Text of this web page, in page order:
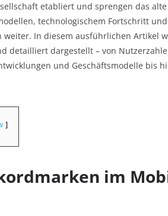
etabliert und sprengen das alte
technologischem Fortschritt
weiter. In diesem ausführlichen Artikel
detailliert dargestellt – von
und Geschäftsmodelle bis
im